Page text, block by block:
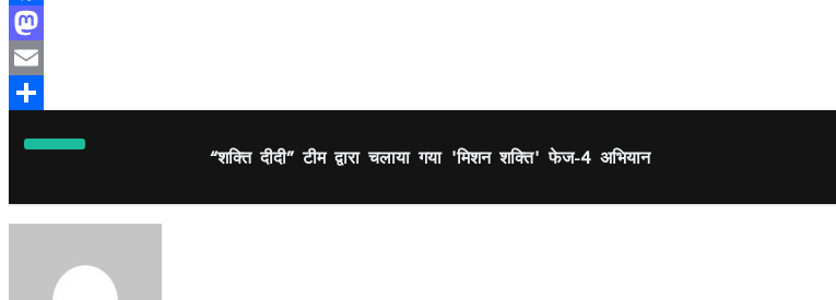
Facebook
Mastodon
Email
“शक्ति दीदी” टीम द्वारा चलाया गया 'मिशन शक्ति' फेज-4 अभियान